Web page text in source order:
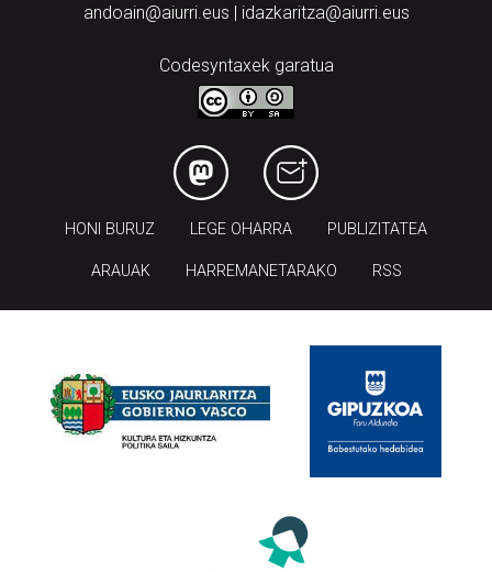
andoain@aiurri.eus | idazkaritza@aiurri.eus
Codesyntaxek garatua
HONI BURUZ LEGE OHARRA PUBLIZITATEA
ARAUAK HARREMANETARAKO RSS